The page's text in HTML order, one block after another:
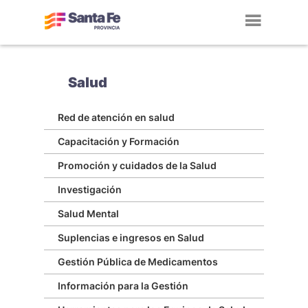
Salud
Red de atención en salud
Capacitación y Formación
Promoción y cuidados de la Salud
Investigación
Salud Mental
Suplencias e ingresos en Salud
Gestión Pública de Medicamentos
Información para la Gestión